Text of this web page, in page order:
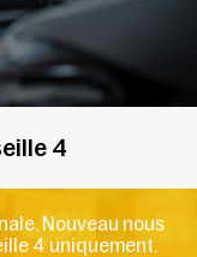
4
Nouveau nous
4 uniquement.